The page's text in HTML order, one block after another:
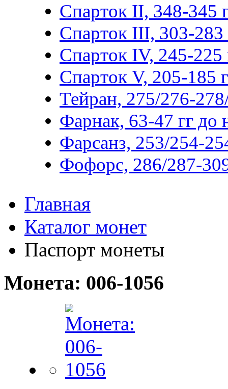
Спарток II, 348-345
Спарток III, 303-283
Спарток IV, 245-225
Спарток V, 205-185
Тейран, 275/276-
Фарнак, 63-47 гг до
Фарсанз, 253/254-
Фофорс, 286/287-
Главная
Каталог монет
Паспорт монеты
Монета: 006-1056